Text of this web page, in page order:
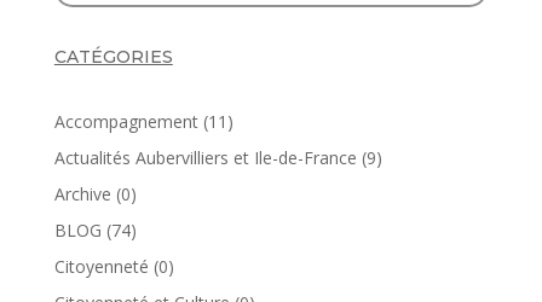
CATÉGORIES
Accompagnement(11)
Actualités Aubervilliers et Ile-de-France (9)
Archive (0)
BLOG (74)
Citoyenneté (0)